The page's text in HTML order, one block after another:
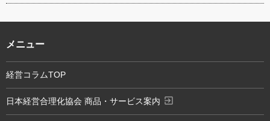
メニュー
経営コラムTOP
日本経営合理化協会 商品・サービス案内 exit_to_app